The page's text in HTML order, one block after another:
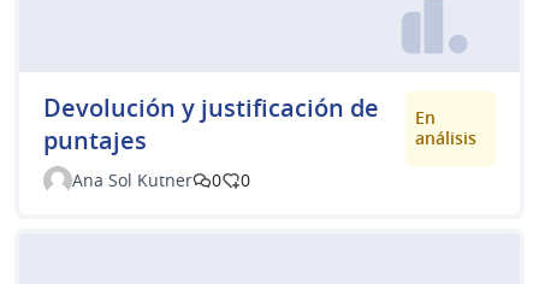
Devolución y justificación de
puntajes
En
análisis
Ana Sol Kutner
0 0